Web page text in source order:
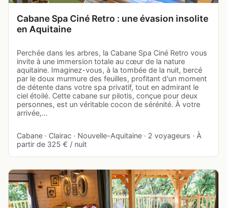
Cabane Spa Ciné Retro : une évasion insolite
en Aquitaine
Perchée dans les arbres, la Cabane Spa Ciné Retro vous
invite à une immersion totale au cœur de la nature
aquitaine. Imaginez-vous, à la tombée de la nuit, bercé
par le doux murmure des feuilles, profitant d'un moment
de détente dans votre spa privatif, tout en admirant le
ciel étoilé. Cette cabane sur pilotis, conçue pour deux
personnes, est un véritable cocon de sérénité. À votre
arrivée,…
Cabane · Clairac · Nouvelle-Aquitaine · 2 voyageurs · À
partir de 325 € / nuit